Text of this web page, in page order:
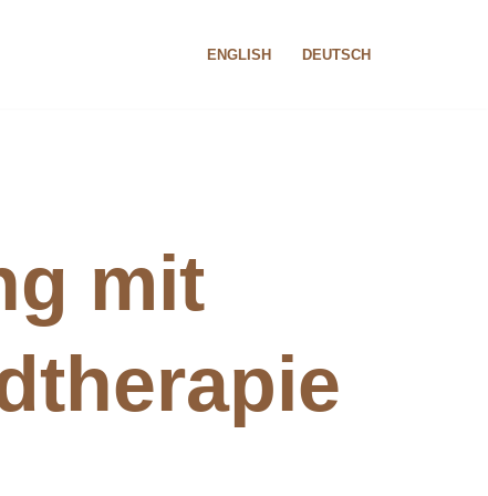
ENGLISH DEUTSCH
mit